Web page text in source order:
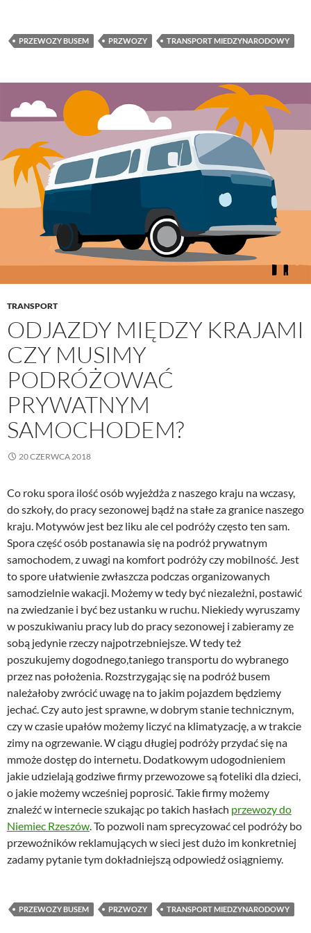
PRZEWOZY BUSEM PRZWOZY TRANSPORT MIEDZYNARODOWY
TRANSPORT
ODJAZDY MIĘDZY KRAJAMI
CZY MUSIMY
PODRÓŻOWAĆ
PRYWATNYM
SAMOCHODEM?
20 CZERWCA 2018
Co roku spora ilość osób wyjeżdża z naszego kraju na wczasy,
do szkoły, do pracy sezonowej bądź na stałe za granice naszego
kraju. Motywów jest bez liku ale cel podróży często ten sam.
Spora część osób postanawia się na podróż prywatnym
samochodem, z uwagi na komfort podróży czy mobilność. Jest
to spore ułatwienie zwłaszcza podczas organizowanych
samodzielnie wakacji. Możemy w tedy być niezależni, postawić
na zwiedzanie i być bez ustanku w ruchu. Niekiedy wyruszamy
w poszukiwaniu pracy lub do pracy sezonowej i zabieramy ze
sobą jedynie rzeczy najpotrzebniejsze. W tedy też
poszukujemy dogodnego,taniego transportu do wybranego
przez nas położenia. Rozstrzygając się na podróż busem
należałoby zwrócić uwagę na to jakim pojazdem będziemy
jechać. Czy auto jest sprawne, w dobrym stanie technicznym,
czy w czasie upałów możemy liczyć na klimatyzację, a w trakcie
zimy na ogrzewanie. W ciągu długiej podróży przydać się na
mmoże dostęp do internetu. Dodatkowym udogodnieniem
jakie udzielają godziwe firmy przewozowe są foteliki dla dzieci,
o jakie możemy wcześniej poprosić. Takie firmy możemy
znaleźć w internecie szukając po takich hasłach przewozy do
Niemiec Rzeszów. To pozwoli nam sprecyzować cel podróży bo
przewoźników reklamujących w sieci jest dużo im konkretniej
zadamy pytanie tym dokładniejszą odpowiedź osiągniemy.
PRZEWOZY BUSEM PRZWOZY TRANSPORT MIEDZYNARODOWY